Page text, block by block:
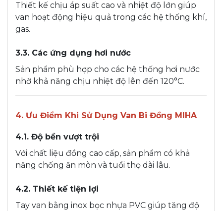
Thiết kế chịu áp suất cao và nhiệt độ lớn giúp
van hoạt động hiệu quả trong các hệ thống khí,
gas.
3.3. Các ứng dụng hơi nước
Sản phẩm phù hợp cho các hệ thống hơi nước
nhờ khả năng chịu nhiệt độ lên đến 120°C.
4. Ưu Điểm Khi Sử Dụng Van Bi Đồng MIHA
4.1. Độ bền vượt trội
Với chất liệu đồng cao cấp, sản phẩm có khả
năng chống ăn mòn và tuổi thọ dài lâu.
4.2. Thiết kế tiện lợi
Tay van bằng inox bọc nhựa PVC giúp tăng độ